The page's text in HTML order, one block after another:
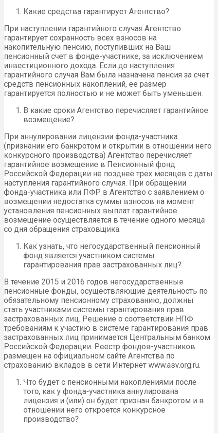
Какие средства гарантирует Агентство?
При наступлении гарантийного случая Агентство
гарантирует сохранность всех взносов на
накопительную пенсию, поступивших на Ваш
пенсионный счет в фонде-участнике, за исключением
инвестиционного дохода. Если до наступления
гарантийного случая Вам была назначена пенсия за счет
средств пенсионных накоплений, ее размер
гарантируется полностью и не может быть уменьшен.
В какие сроки Агентство перечисляет гарантийное
возмещение?
При аннулировании лицензии фонда-участника
(признании его банкротом и открытии в отношении него
конкурсного производства) Агентство перечисляет
гарантийное возмещение в Пенсионный фонд
Российской Федерации не позднее трех месяцев с даты
наступления гарантийного случая. При обращении
фонда-участника или ПФР в Агентство с заявлением о
возмещении недостатка суммы взносов на момент
установления пенсионных выплат гарантийное
возмещение осуществляется в течение одного месяца
со дня обращения страховщика.
Как узнать, что негосударственный пенсионный
фонд является участником системы
гарантирования прав застрахованных лиц?
В течение 2015 и 2016 годов негосударственные
пенсионные фонды, осуществляющие деятельность по
обязательному пенсионному страхованию, должны
стать участниками системы гарантирования прав
застрахованных лиц. Решение о соответствии НПФ
требованиям к участию в системе гарантирования прав
застрахованных лиц принимается Центральным банком
Российской Федерации. Реестр фондов-участников
размещен на официальном сайте Агентства по
страхованию вкладов в сети Интернет www.asv.org.ru.
Что будет с пенсионными накоплениями после
того, как у фонда-участника аннулирована
лицензия и (или) он будет признан банкротом и в
отношении него откроется конкурсное
производство?